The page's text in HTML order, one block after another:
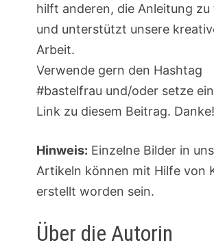
hilft anderen, die Anleitung zu
und unterstützt unsere
Arbeit.
Verwende gern den Hashtag
#bastelfrau und/oder setze
Link zu diesem Beitrag. Danke!
Hinweis: Einzelne Bilder in
Artikeln können mit Hilfe von
erstellt worden sein.
Über die Autorin